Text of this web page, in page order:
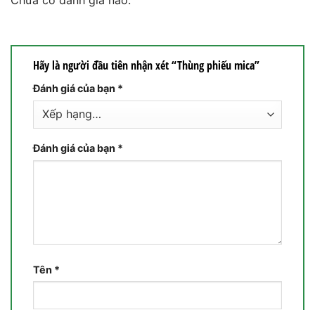
Hãy là người đầu tiên nhận xét “Thùng phiếu mica”
Đánh giá của bạn *
Đánh giá của bạn *
Tên *